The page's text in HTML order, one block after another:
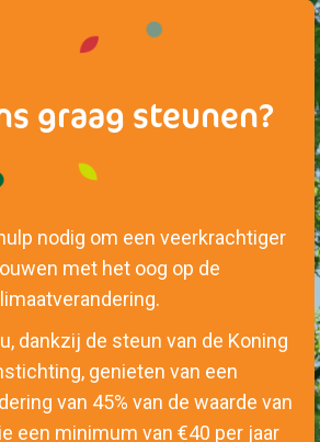
graag steunen?
nodig om een veerkrachtiger
met het oog op de
dankzij de steun van de Koning
genieten van een
van 45% van de waarde van
een minimum van €40 per jaar